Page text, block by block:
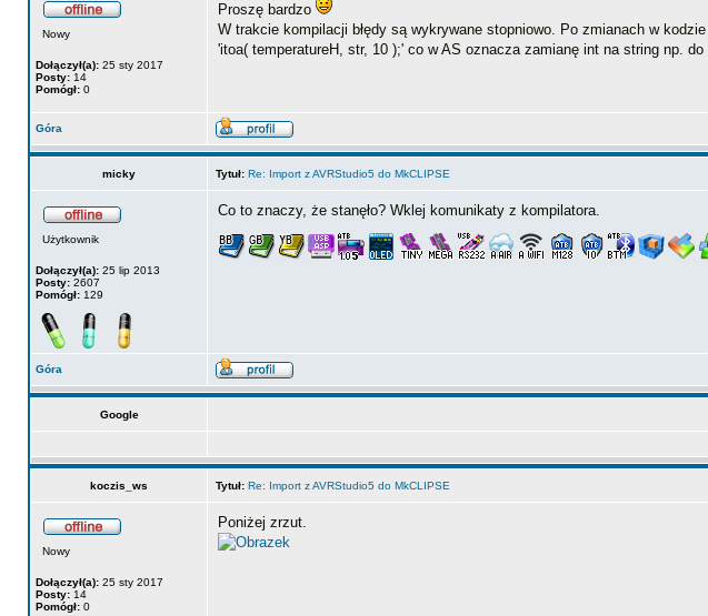
Nowy
Dołączył(a): 25 sty 2017
Posty: 14
Pomógł: 0
Proszę bardzo
W trakcie kompilacji błędy są wykrywane stopniowo. Po zmianach w
'itoa( temperatureH, str, 10 );' co w AS oznacza zamianę int na string np.
Góra
micky Tytuł: Re: Import z AVRStudio5 do MkCLIPSE
Użytkownik
Dołączył(a): 25 lip 2013
Posty: 2607
Pomógł: 129
Co to znaczy, że stanęło? Wklej komunikaty z kompilatora.
Góra
Google
koczis_ws Tytuł: Re: Import z AVRStudio5 do MkCLIPSE
Nowy
Dołączył(a): 25 sty 2017
Posty: 14
Pomógł: 0
Poniżej zrzut.